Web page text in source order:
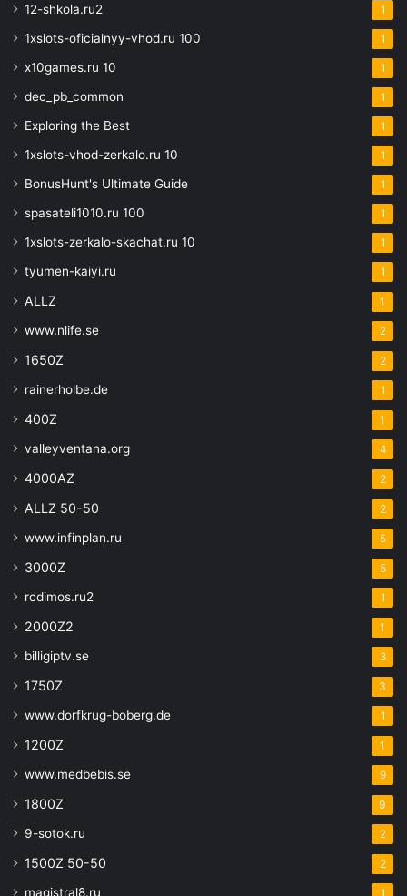
12-shkola.ru2 1
1xslots-oficialnyy-vhod.ru 100 1
x10games.ru 10 1
dec_pb_common 1
Exploring the Best 1
1xslots-vhod-zerkalo.ru 10 1
BonusHunt's Ultimate Guide 1
spasateli1010.ru 100 1
1xslots-zerkalo-skachat.ru 10 1
tyumen-kaiyi.ru 1
ALLZ 1
www.nlife.se 2
1650Z 2
rainerholbe.de 1
400Z 1
valleyventana.org 4
4000AZ 2
ALLZ 50-50 2
www.infinplan.ru 5
3000Z 5
rcdimos.ru2 1
2000Z2 1
billigiptv.se 3
1750Z 3
www.dorfkrug-boberg.de 1
1200Z 1
www.medbebis.se 9
1800Z 9
9-sotok.ru 2
1500Z 50-50 2
magistral8.ru 1